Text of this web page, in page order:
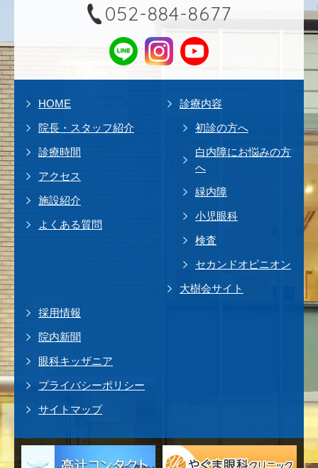
052-884-8677
HOME
院長・スタッフ紹介
診療時間
アクセス
施設紹介
よくある質問
診療内容
初診の方へ
白内障にお悩みの方
へ
緑内障
小児眼科
検査
セカンドオピニオン
大樹会サイト
採用情報
院内新聞
眼科キッザニア
プライバシーポリシー
サイトマップ